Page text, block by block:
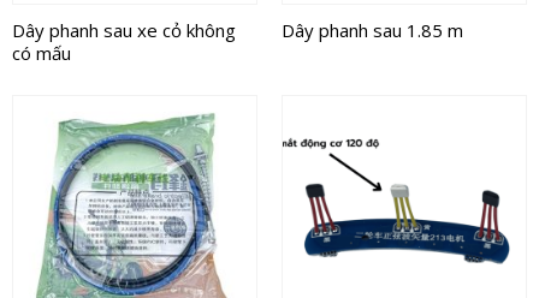
Dây phanh sau xe cỏ không
có mấu
Dây phanh sau 1.85 m